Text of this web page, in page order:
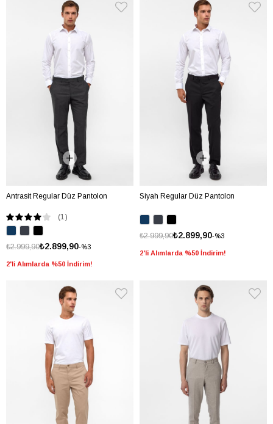
Antrasit Regular Düz Pantolon
(1)
%3
₺2.899,90
₺2.999,90
2'li Alımlarda %50 İndirim!
Siyah Regular Düz Pantolon
%3
₺2.899,90
₺2.999,90
2'li Alımlarda %50 İndirim!